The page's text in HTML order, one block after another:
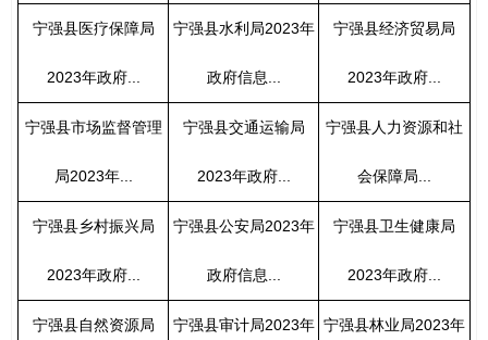
宁强县医疗保障局
2023年政府...
宁强县水利局2023年
政府信息...
宁强县经济贸易局
2023年政府...
宁强县市场监督管理
局2023年...
宁强县交通运输局
2023年政府...
宁强县人力资源和社
会保障局...
宁强县乡村振兴局
2023年政府...
宁强县公安局2023年
政府信息...
宁强县卫生健康局
2023年政府...
宁强县自然资源局 宁强县审计局2023年 宁强县林业局2023年